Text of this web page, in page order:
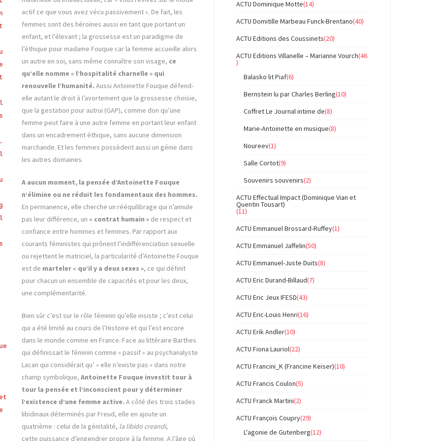
actif ce que vous avez vécu passivement ». De fait, les
femmes sont des héroïnes aussi en tant que portant un
enfant, et l’élevant ; la grossesse est un paradigme de
l’éthique pour madame Fouque car la femme accueille alors
un autre en soi, sans même connaître son visage, ce
qu’elle nomme « l’hospitalité charnelle » qui
renouvelle l’humanité. Aussi Antoinette Fouque défend-
elle autant le droit à l’avortement que la grossesse choisie,
que la gestation pour autrui (GAP), comme don qu’une
femme peut faire à une autre femme en portant leur enfant
dans un encadrement éthique, sans aucune dimension
marchande. Et les femmes possèdent aussi un génie dans
les autres domaines.
A aucun moment, la pensée d’Antoinette Fouque
n’élimine ou ne réduit les fondamentaux des hommes.
En permanence, elle cherche un rééquilibrage qui n’annule
pas leur différence, un « contrat humain » de respect et
confiance entre hommes et femmes. Par rapport aux
courants féministes qui prônent l’indifférenciation sexuelle
ou rejettent le matriciel, la particularité d’Antoinette Fouque
est de marteler « qu’il y a deux sexes », ce qui définit
pour chacun un ensemble de capacités et pour les deux,
une complémentarité.
Bien sûr c’est sur le rôle féminin qu’elle insiste ; c’est celui
qui a été limité au cours de l’Histoire et qui l’est encore
dans le monde comme en France. Face au littéraire Barthes
qui définissait le féminin comme « passif » au psychanalyste
Lacan qui considérait qu’ « elle n’existe pas » dans notre
champ symbolique, Antoinette Fouque investit tour à
tour la pensée et l’inconscient pour y déterminer
l’existence d’une femme active. A côté des trois stades
libidinaux déterminés par Freud, elle en ajoute un
quatrième : celui de la génitalité, la libido creandi,
cette puissance d’engendrer propre à la femme. A l’âge où
ACTU Dominique Motte(14)
ACTU Domitille Marbeau Funck-Brentano(40)
ACTU Editions des Coussinets(20)
ACTU Editions Villanelle – Marianne Vourch(46
)
Balasko lit Piaf(6)
Bernstein lu par Charles Berling(10)
Coffret Le Journal intime de(8)
Marie-Antoinette en musique(8)
Noureev(1)
Salle Cortot(9)
Souvenirs souvenirs(2)
ACTU Effectual Impact (Dominique Vian et
Quentin Tousart)
(11)
ACTU Emmanuel Brossard-Ruffey(1)
ACTU Emmanuel Jaffelin(50)
ACTU Emmanuel-Juste Duits(8)
ACTU Eric Durand-Billaud(7)
ACTU Eric Jeux IFESD(43)
ACTU Eric-Louis Henri(16)
ACTU Erik Andler(10)
ACTU Fiona Lauriol(22)
ACTU Francini_K (Francine Keiser)(10)
ACTU Francis Coulon(5)
ACTU Franck Martini(2)
ACTU François Coupry(29)
L'agonie de Gutenberg(12)